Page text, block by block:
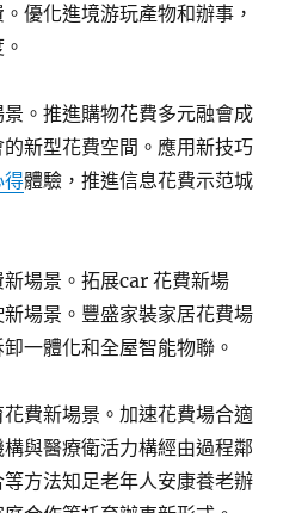
優化進境游玩產物和辦事，
。推進購物花費多元融會成
新型花費空間。應用新技巧
得體驗，推進信息花費示范城
場景。拓展car 花費新場
場景。豐盛家裝家居花費場
一體化和全屋智能物聯。
費新場景。加速花費場合適
與醫療衛活力構經由過程鄰
方法知足老年人安康養老辦